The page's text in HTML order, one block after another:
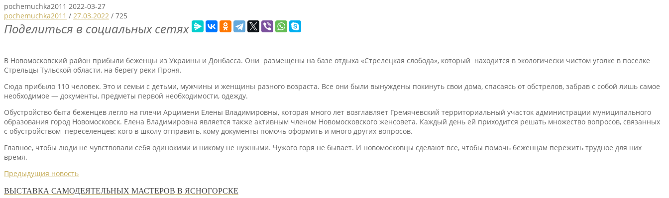
pochemuchka2011 2022-03-27
pochemuchka2011 / 27.03.2022 / 725
Поделиться в социальных сетях
В Новомосковский район прибыли беженцы из Украины и Донбасса. Они размещены на базе отдыха «Стрелецкая слобода», который находится в экологически чистом уголке в поселке
Стрельцы Тульской области, на берегу реки Проня.
Сюда прибыло 110 человек. Это и семьи с детьми, мужчины и женщины разного возраста. Все они были вынуждены покинуть свои дома, спасаясь от обстрелов, забрав с собой лишь самое
необходимое — документы, предметы первой необходимости, одежду.
Обустройство быта беженцев легло на плечи Арцимени Елены Владимировны, которая много лет возглавляет Гремячевский территориальный участок администрации муниципального
образования город Новомосковск. Елена Владимировна является также активным членом Новомосковского женсовета. Каждый день ей приходится решать множество вопросов, связанных
с обустройством переселенцев: кого в школу отправить, кому документы помочь оформить и много других вопросов.
Главное, чтобы люди не чувствовали себя одинокими и никому не нужными. Чужого горя не бывает. И новомосковцы сделают все, чтобы помочь беженцам пережить трудное для них
время.
Предыдущия новость
ВЫСТАВКА САМОДЕЯТЕЛЬНЫХ МАСТЕРОВ В ЯСНОГОРСКЕ